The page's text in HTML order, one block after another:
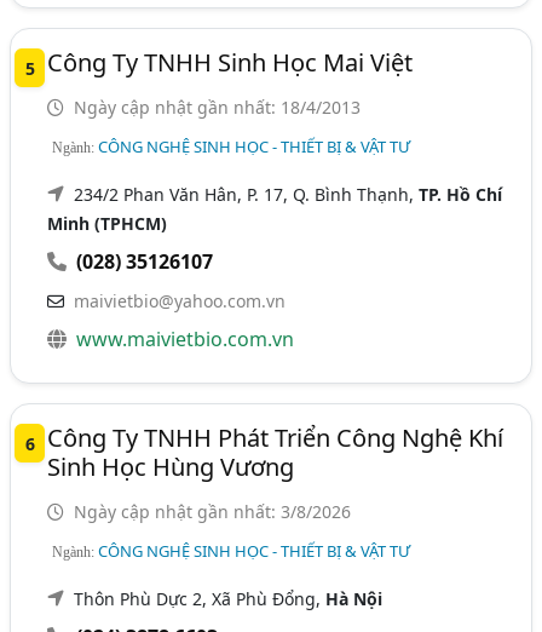
5 Công Ty TNHH Sinh Học Mai Việt
Ngày cập nhật gần nhất: 18/4/2013
Ngành:CÔNG NGHỆ SINH HỌC - THIẾT BỊ & VẬT TƯ
234/2 Phan Văn Hân, P. 17, Q. Bình Thạnh,TP. Hồ Chí
Minh (TPHCM)
(028) 35126107
maivietbio@yahoo.com.vn
www.maivietbio.com.vn
6
Công Ty TNHH Phát Triển Công Nghệ Khí
Sinh Học Hùng Vương
Ngày cập nhật gần nhất: 3/8/2026
Ngành:CÔNG NGHỆ SINH HỌC - THIẾT BỊ & VẬT TƯ
Thôn Phù Dực 2, Xã Phù Đổng, Hà Nội